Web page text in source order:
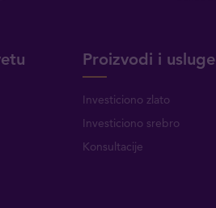
Proizvodi i usluge
Investiciono zlato
Investiciono srebro
Konsultacije